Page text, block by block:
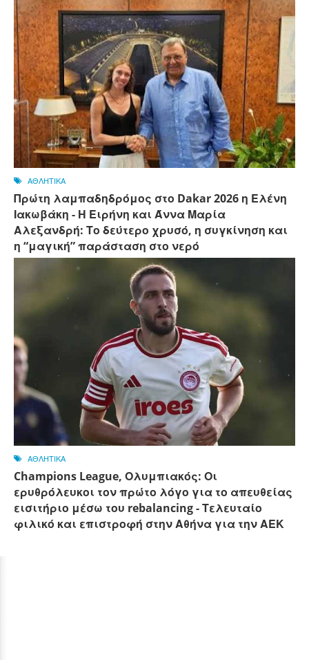
ΑΘΛΗΤΙΚΑ
Πρώτη λαμπαδηδρόμος στο Dakar 2026 η Ελένη
Ιακωβάκη - Η Ειρήνη και Άννα Μαρία
Αλεξανδρή: Το δεύτερο χρυσό, η συγκίνηση και
η “μαγική” παράσταση στο νερό
ΑΘΛΗΤΙΚΑ
Champions League, Ολυμπιακός: Οι
ερυθρόλευκοι τον πρώτο λόγο για το απευθείας
εισιτήριο μέσω του rebalancing - Τελευταίο
φιλικό και επιστροφή στην Αθήνα για την ΑΕΚ